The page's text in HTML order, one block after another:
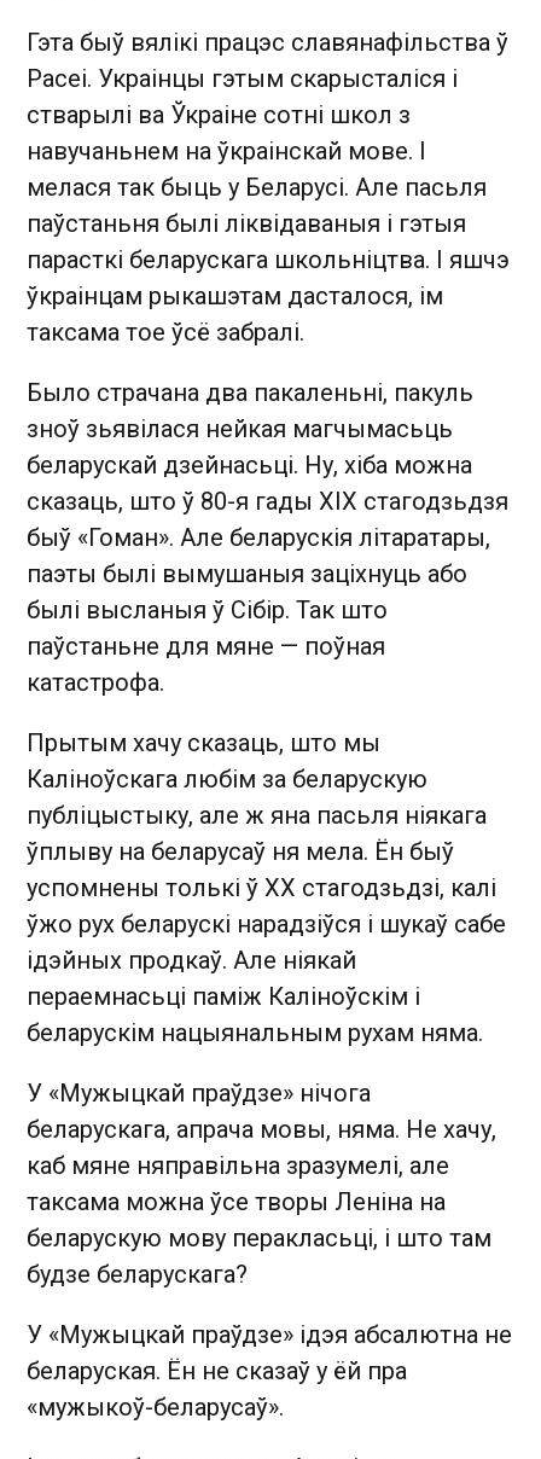
Гэта быў вялікі працэс славянафільства ў
Расеі. Украінцы гэтым скарысталіся і
стварылі ва Ўкраіне сотні школ з
навучаньнем на ўкраінскай мове. І
мелася так быць у Беларусі. Але пасьля
паўстаньня былі ліквідаваныя і гэтыя
парасткі беларускага школьніцтва. І яшчэ
ўкраінцам рыкашэтам дасталося, ім
таксама тое ўсё забралі.
Было страчана два пакаленьні, пакуль
зноў зьявілася нейкая магчымасьць
беларускай дзейнасьці. Ну, хіба можна
сказаць, што ў 80-я гады ХІХ стагодзьдзя
быў «Гоман». Але беларускія літаратары,
паэты былі вымушаныя заціхнуць або
былі высланыя ў Сібір. Так што
паўстаньне для мяне — поўная
катастрофа.
Прытым хачу сказаць, што мы
Каліноўскага любім за беларускую
публіцыстыку, але ж яна пасьля ніякага
ўплыву на беларусаў ня мела. Ён быў
успомнены толькі ў ХХ стагодзьдзі, калі
ўжо рух беларускі нарадзіўся і шукаў сабе
ідэйных продкаў. Але ніякай
пераемнасьці паміж Каліноўскім і
беларускім нацыянальным рухам няма.
У «Мужыцкай праўдзе» нічога
беларускага, апрача мовы, няма. Не хачу,
каб мяне няправільна зразумелі, але
таксама можна ўсе творы Леніна на
беларускую мову перакласьці, і што там
будзе беларускага?
У «Мужыцкай праўдзе» ідэя абсалютна не
беларуская. Ён не сказаў у ёй пра
«мужыкоў-беларусаў».